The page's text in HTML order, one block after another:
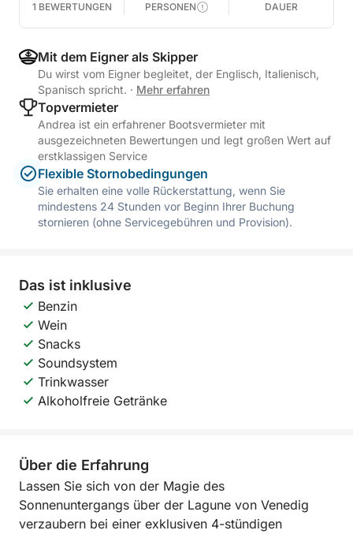
1 BEWERTUNGEN PERSONEN DAUER
Mit dem Eigner als Skipper
Du wirst vom Eigner begleitet, der Englisch, Italienisch,
Spanisch spricht. · Mehr erfahren
Topvermieter
Andrea ist ein erfahrener Bootsvermieter mit
ausgezeichneten Bewertungen und legt großen Wert auf
erstklassigen Service
Flexible Stornobedingungen
Sie erhalten eine volle Rückerstattung, wenn Sie
mindestens 24 Stunden vor Beginn Ihrer Buchung
stornieren (ohne Servicegebühren und Provision).
Das ist inklusive
Benzin
Wein
Snacks
Soundsystem
Trinkwasser
Alkoholfreie Getränke
Über die Erfahrung
Lassen Sie sich von der Magie des
Sonnenuntergangs über der Lagune von Venedig
verzaubern bei einer exklusiven 4-stündigen